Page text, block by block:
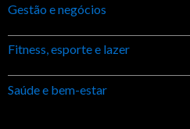
Gestão e negócios
Fitness, esporte e lazer
Saúde e bem-estar